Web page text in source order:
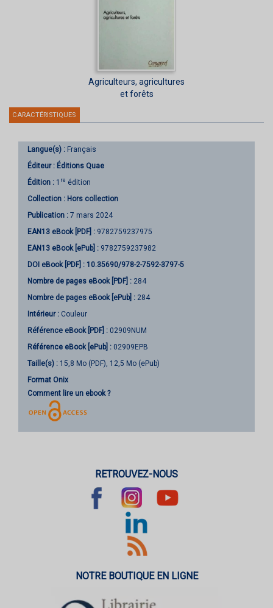
Agriculteurs, agricultures
et forêts
CARACTÉRISTIQUES
Langue(s) : Français
Éditeur : Éditions Quae
Édition : 1 re édition
Collection : Hors collection
Publication : 7 mars 2024
EAN13 eBook [PDF] : 9782759237975
EAN13 eBook [ePub] : 9782759237982
DOI eBook [PDF] : 10.35690/978-2-7592-3797-5
Nombre de pages eBook [PDF] : 284
Nombre de pages eBook [ePub] : 284
Intérieur : Couleur
Référence eBook [PDF] : 02909NUM
Référence eBook [ePub] : 02909EPB
Taille(s) : 15,8 Mo (PDF), 12,5 Mo (ePub)
Format Onix
Comment lire un ebook ?
RETROUVEZ-NOUS
NOTRE BOUTIQUE EN LIGNE